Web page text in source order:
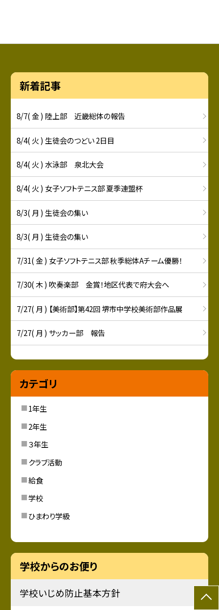
新着記事
8/7( 金 ) 陸上部 近畿総体の報告
8/4( 火 ) 生徒会のつどい 2日目
8/4( 火 ) 水泳部 泉北大会
8/4( 火 ) 女子ソフトテニス部 夏季連盟杯
8/3( 月 ) 生徒会の集い
8/3( 月 ) 生徒会の集い
7/31( 金 ) 女子ソフトテニス部 秋季総体Aチーム優勝！
7/30( 木 ) 吹奏楽部 金賞！地区代表で府大会へ
7/27( 月 ) 【美術部】第42回 堺市中学校美術部作品展
7/27( 月 ) サッカー部 報告
カテゴリ
1年生
2年生
３年生
クラブ活動
給食
学校
ひまわり学級
学校からのお便り
学校いじめ防止基本方針